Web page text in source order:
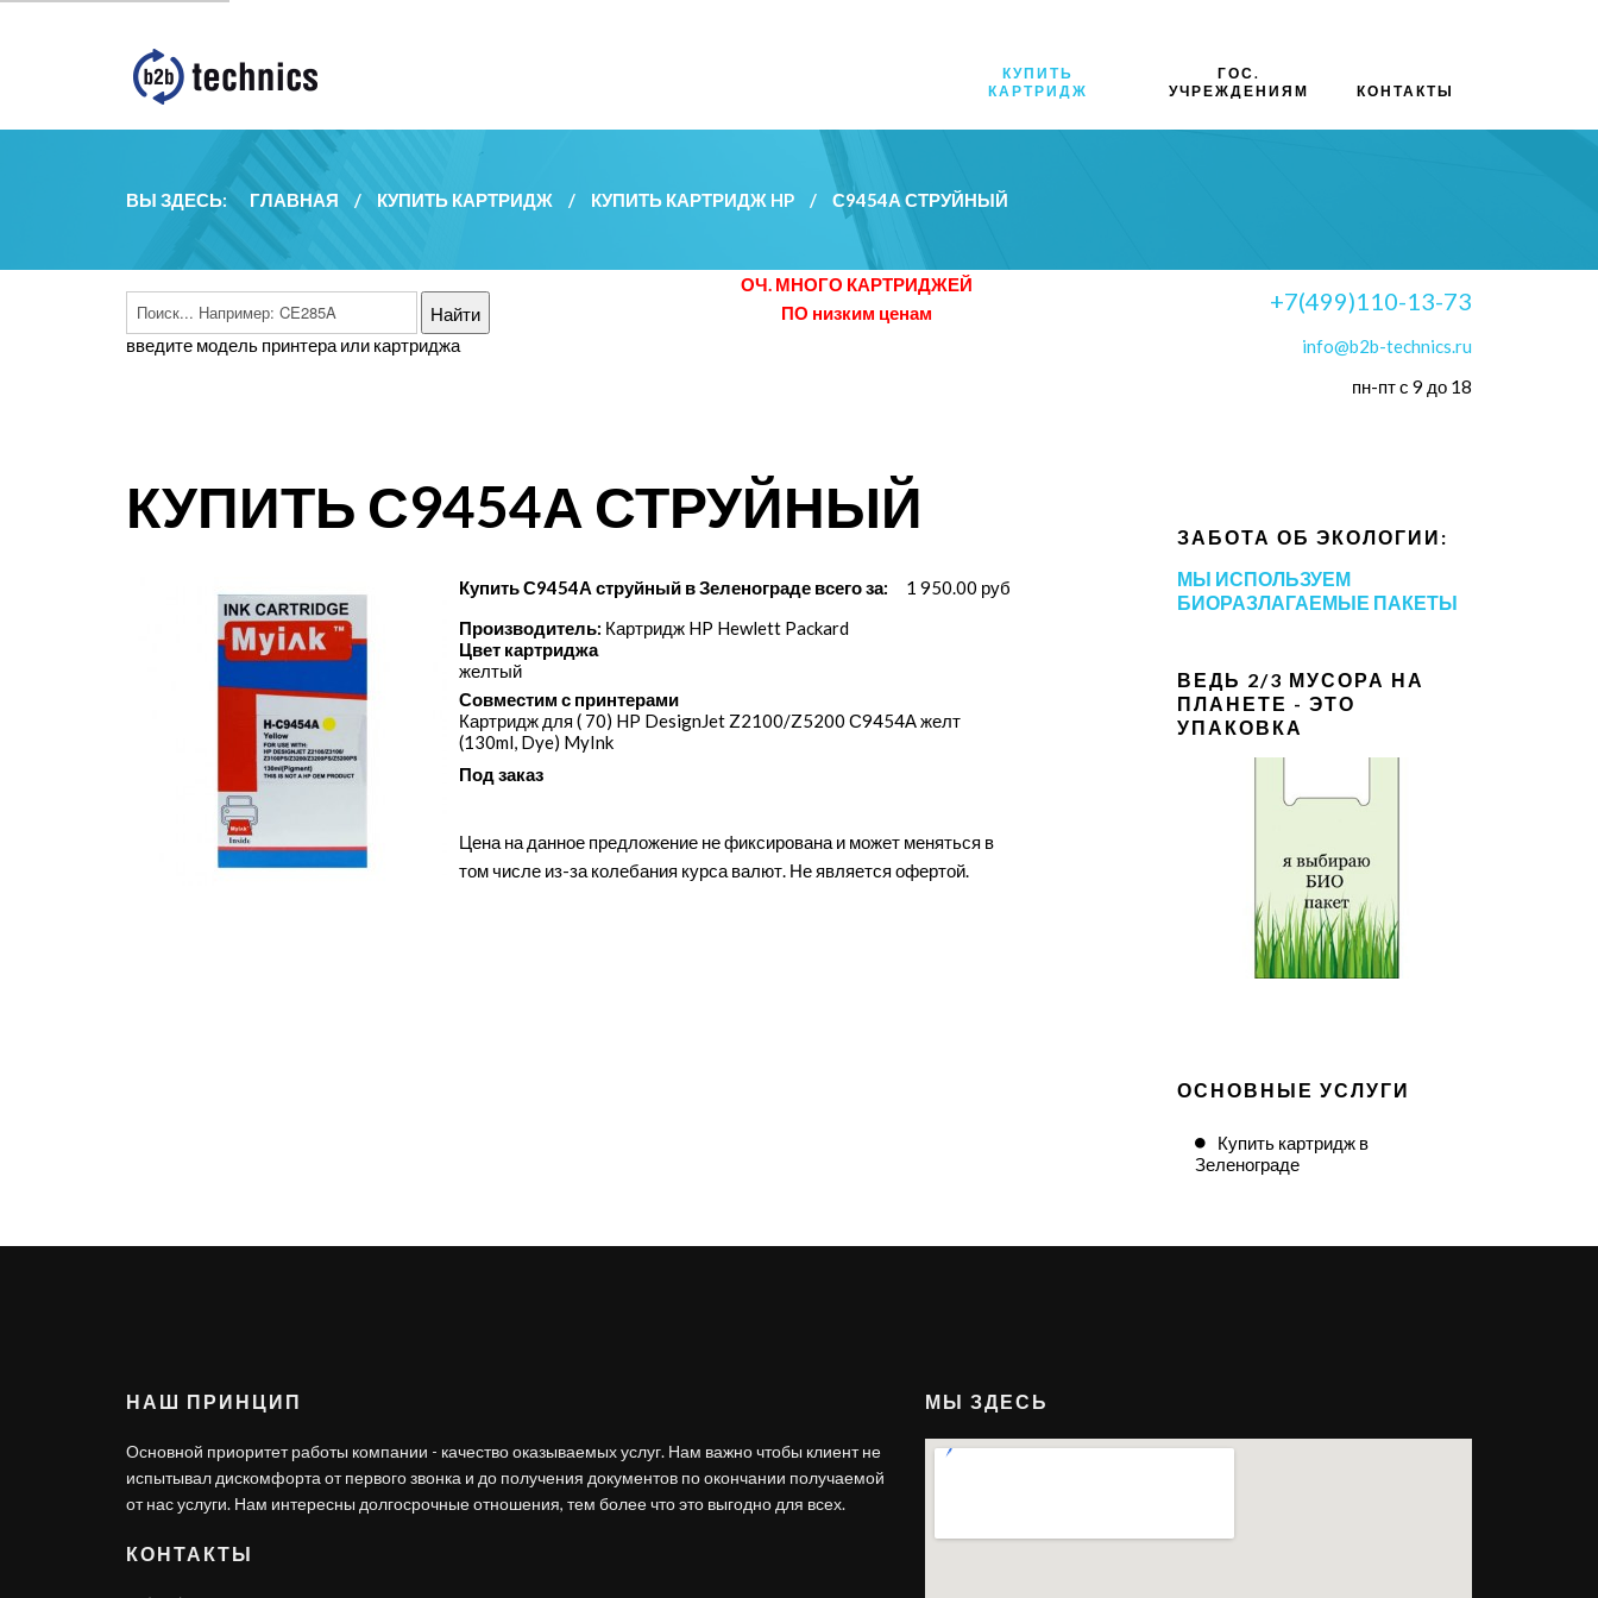
КУПИТЬ
КАРТРИДЖ
ГОС.
УЧРЕЖДЕНИЯМ
КОНТАКТЫ
ВЫ ЗДЕСЬ: ГЛАВНАЯ / КУПИТЬ КАРТРИДЖ / КУПИТЬ КАРТРИДЖ HP / С9454А СТРУЙНЫЙ
введите модель принтера или картриджа
ОЧ. МНОГО КАРТРИДЖЕЙ
ПО низким ценам
+7(499)110-13-73
info@b2b-technics.ru
пн-пт с 9 до 18
КУПИТЬ С9454А СТРУЙНЫЙ
Купить С9454А струйный в Зеленограде всего за:
1 950.00 руб
Производитель: Картридж HP Hewlett Packard
Цвет картриджа
желтый
Совместим с принтерами
Картридж для ( 70) HP DesignJet Z2100/​Z5200 С9454А желт
(130ml, Dye) MyInk
Под заказ
Цена на данное предложение не фиксирована и может меняться в
том числе из-за колебания курса валют. Не является офертой.
ЗАБОТА ОБ ЭКОЛОГИИ:
МЫ ИСПОЛЬЗУЕМ
БИОРАЗЛАГАЕМЫЕ ПАКЕТЫ
ВЕДЬ 2/3 МУСОРА НА
ПЛАНЕТЕ - ЭТО
УПАКОВКА
ОСНОВНЫЕ УСЛУГИ
Купить картридж в
Зеленограде
НАШ ПРИНЦИП
Основной приоритет работы компании - качество оказываемых услуг. Нам важно чтобы клиент не
испытывал дискомфорта от первого звонка и до получения документов по окончании получаемой
от нас услуги. Нам интересны долгосрочные отношения, тем более что это выгодно для всех.
КОНТАКТЫ
МЫ ЗДЕСЬ